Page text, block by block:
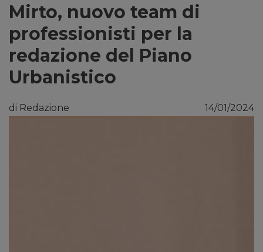
Mirto, nuovo team di
professionisti per la
redazione del Piano
Urbanistico
di Redazione 14/01/2024